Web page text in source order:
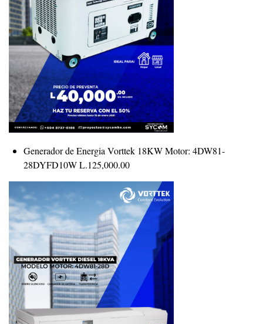
Generador de Energia Vorttek 18KW Motor: 4DW81-
28DYFD10W L.125,000.00